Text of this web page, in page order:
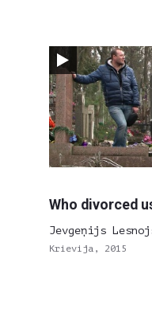
Who divorced
Jevgeņijs
Krievija, 2015